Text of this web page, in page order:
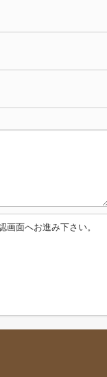
面へお進み下さい。